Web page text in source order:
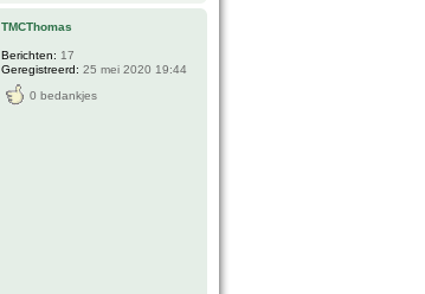
TMCThomas
Berichten: 17
Geregistreerd: 25 mei 2020 19:44
0 bedankjes